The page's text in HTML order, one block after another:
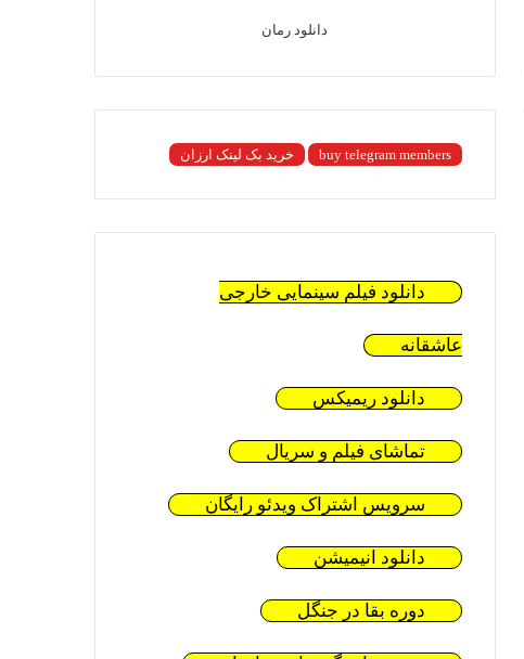
دانلود رمان
buy telegram members خرید بک لینک ارزان
دانلود فیلم سینمایی خارجی
عاشقانه
دانلود ریمیکس
تماشای فیلم و سریال
سرویس اشتراک ویدئو رایگان
دانلود انیمیشن
دوره بقا در جنگل